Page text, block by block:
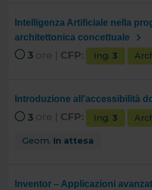
Intelligenza Artificiale nella
architettonica concettuale
3 ore | CFP: Ing. 3
Introduzione all'accessibilità
3 ore | CFP: Ing. 3
Geom. In attesa
Inventor – Applicazioni